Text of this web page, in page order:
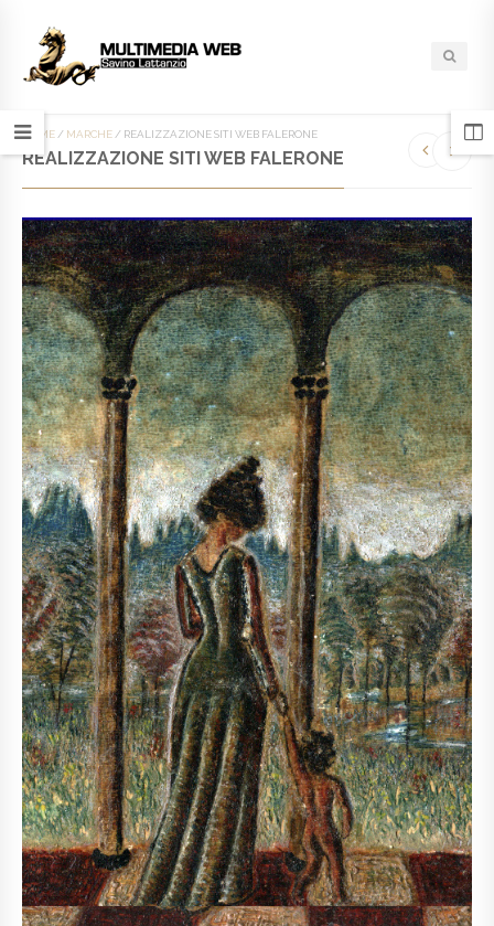
HOME / MARCHE / REALIZZAZIONE SITI WEB FALERONE
REALIZZAZIONE SITI WEB FALERONE